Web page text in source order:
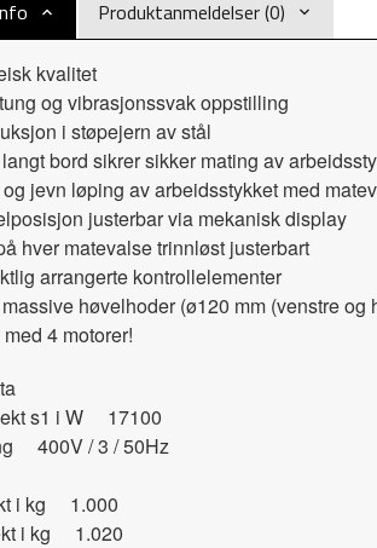
Produktanmeldelser (0)
kvalitet
og vibrasjonssvak oppstilling
i støpejern av stål
bord sikrer sikker mating av
jevn løping av arbeidsstykket med
justerbar via mekanisk display
hver matevalse trinnløst justerbart
arrangerte kontrollelementer
høvelhoder (ø120 mm (venstre
4 motorer!
s1 i W 17100
400V / 3 / 50Hz
i kg 1.000
i kg 1.020